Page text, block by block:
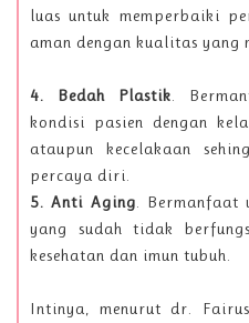
luas untuk memperbaiki
aman dengan kualitas yang
4. Bedah Plastik.
kondisi pasien dengan
ataupun kecelakaan
percaya diri.
5. Anti Aging. Bermanfaat
yang sudah tidak
kesehatan dan imun tubuh.
Intinya, menurut dr.